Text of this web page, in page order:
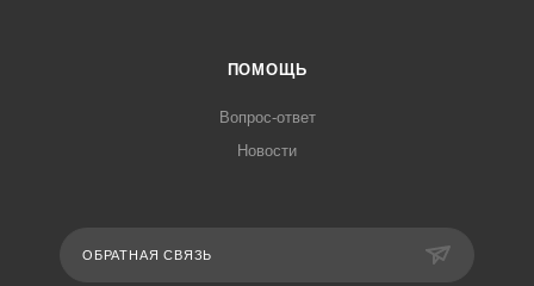
ПОМОЩЬ
Вопрос-ответ
Новости
ОБРАТНАЯ СВЯЗЬ